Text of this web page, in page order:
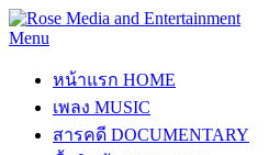
Menu
หน้าแรก HOME
เพลง MUSIC
สารคดี DOCUMENTARY